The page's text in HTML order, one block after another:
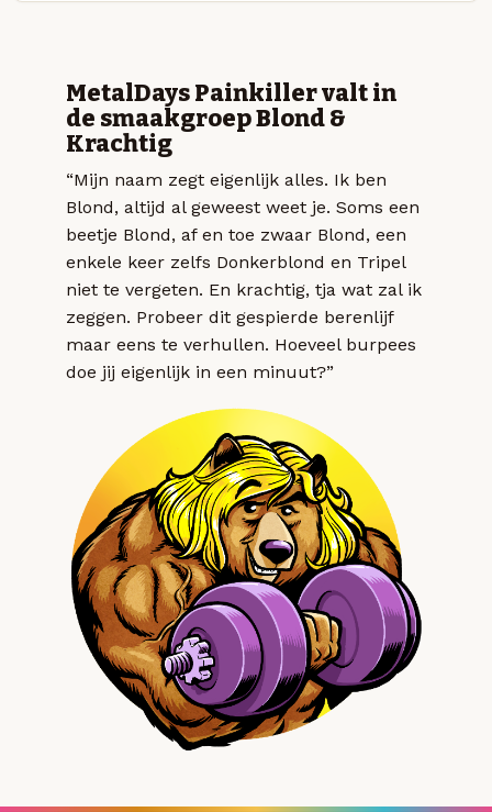
MetalDays Painkiller valt in
de smaakgroep Blond &
Krachtig
“Mijn naam zegt eigenlijk alles. Ik ben
Blond, altijd al geweest weet je. Soms een
beetje Blond, af en toe zwaar Blond, een
enkele keer zelfs Donkerblond en Tripel
niet te vergeten. En krachtig, tja wat zal ik
zeggen. Probeer dit gespierde berenlijf
maar eens te verhullen. Hoeveel burpees
doe jij eigenlijk in een minuut?”